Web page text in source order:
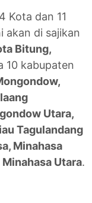
Kota dan 11
akan di sajikan
Bitung,
10 kabupaten
Utara,
Tagulandang
Minahasa
Utara.